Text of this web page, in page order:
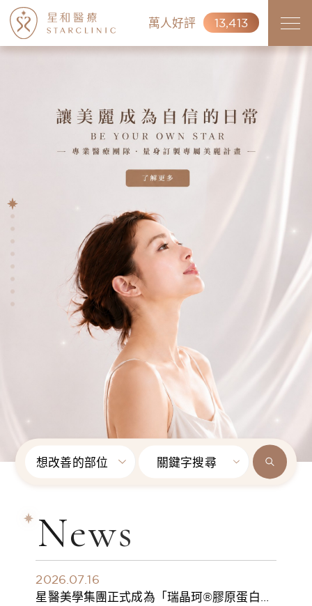
萬人好評 13,413
想改善的部位 關鍵字搜尋
News
2026.07.16
星醫美學集團正式成為「瑞晶珂®膠原蛋白植